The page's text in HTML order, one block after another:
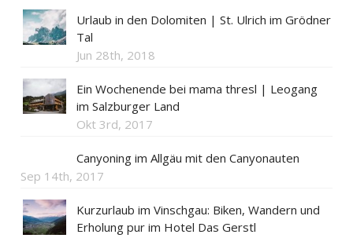
Urlaub in den Dolomiten | St. Ulrich im Grödner
Tal
Jun 28th, 2018
Ein Wochenende bei mama thresl | Leogang
im Salzburger Land
Okt 3rd, 2017
Canyoning im Allgäu mit den Canyonauten
Sep 14th, 2017
Kurzurlaub im Vinschgau: Biken, Wandern und
Erholung pur im Hotel Das Gerstl